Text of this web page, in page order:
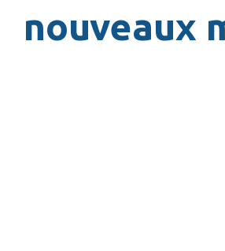
nouveaux